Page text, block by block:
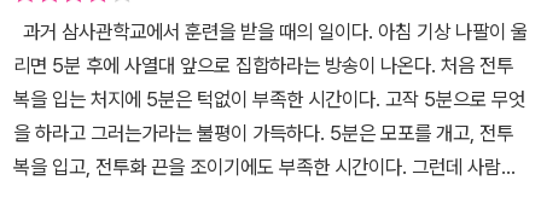
공정한 세상에 대해서 한숨도 가득 뱉어냈다. 그러니 심호흡도 필요
하고 쉬어갈 여지가 있어야 한다. 반복해서 강조하지만, 천천히 읽어
야 할 책이다.공화당은 여당인 민주당을 공격하기 위해매카시에 동조
민주당은 자신들이 공산주의자가 아님을 증명하기 위해매카시에 동
조언론은 자신들이 공산주의를 옹호하지 않음을 보여주기 위해매카
란봉투' 모금에 보낸 아주머니의 가슴 아픈 용기, 험하지만 그래도 우
리가 살아야 할 이유입니다. 구조를 깨우치는데 도움이 된 단어 해설
도 빛나 보입니다. 자신과 비슷하거나 나약한 사람에게 드러나는 '수
평폭력'과 자신의 속한 계층의 이익을 대변하는 후보가 아닌 다른 계
층을 대변하는 후보자에게 투표하는 '계급배반투표'도 인상적입니다.
과거 삼사관학교에서 훈련을 받을 때의 일이다. 아침 기상 나팔이 울
리면 5분 후에 사열대 앞으로 집합하라는 방송이 나온다. 처음 전투
복을 입는 처지에 5분은 턱없이 부족한 시간이다. 고작 5분으로 무엇
을 하라고 그러는가라는 불평이 가득하다. 5분은 모포를 개고, 전투
복을 입고, 전투화 끈을 조이기에도 부족한 시간이다. 그런데 사람은